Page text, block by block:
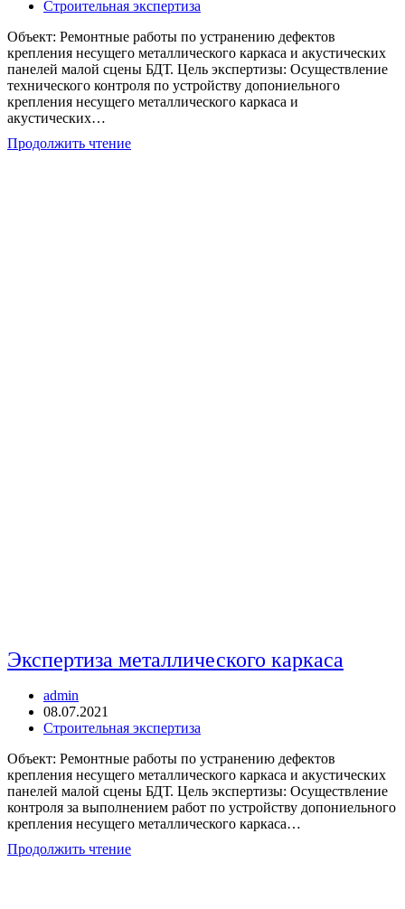
опубликована:
Рубрика
Строительная экспертиза
Объект: Ремонтные работы по устранению дефектов
крепления несущего металлического каркаса и акустических
панелей малой сцены БДТ. Цель экспертизы: Осуществление
технического контроля по устройству допониельного
крепления несущего металлического каркаса и
акустических…
Продолжить чтениеТехнический
Экспертиза металлического каркаса
Автор
записи:
admin
Запись
опубликована:
08.07.2021
Рубрика
Строительная экспертиза
Объект: Ремонтные работы по устранению дефектов
крепления несущего металлического каркаса и акустических
панелей малой сцены БДТ. Цель экспертизы: Осуществление
контроля за выполнением работ по устройству допониельного
крепления несущего металлического каркаса…
Продолжить чтениеЭкспертиза